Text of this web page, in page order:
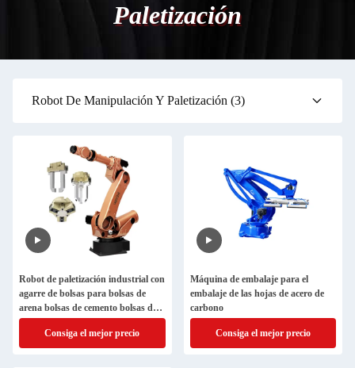
Paletización
Robot De Manipulación Y Paletización (3)
Robot de paletización industrial con
agarre de bolsas para bolsas de
arena bolsas de cemento bolsas de
harina
Consiga el mejor precio
Máquina de embalaje para el
embalaje de las hojas de acero de
carbono
Consiga el mejor precio